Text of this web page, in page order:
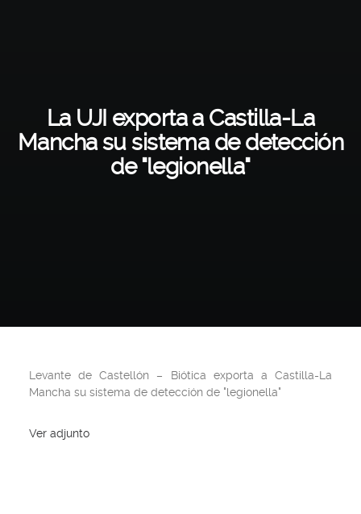
La UJI exporta a Castilla-La
Mancha su sistema de detección
de "legionella"
Levante de Castellón – Biótica exporta a Castilla-La
Mancha su sistema de detección de "legionella"
Ver adjunto